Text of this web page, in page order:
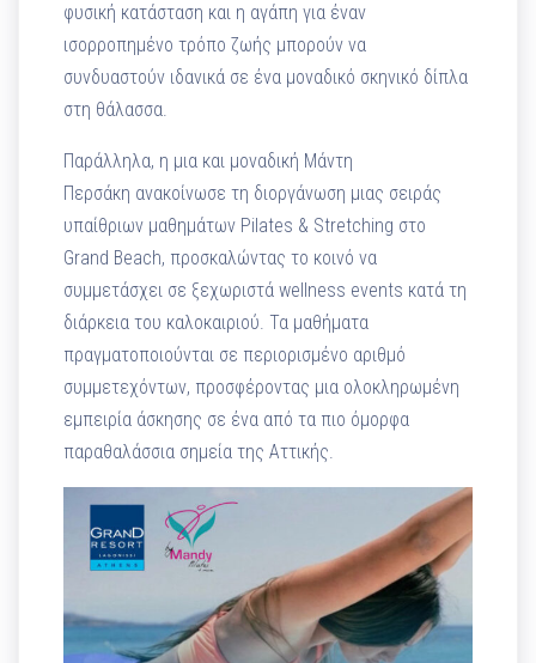
φυσική κατάσταση και η αγάπη για έναν
ισορροπημένο τρόπο ζωής μπορούν να
συνδυαστούν ιδανικά σε ένα μοναδικό σκηνικό δίπλα
στη θάλασσα.
Παράλληλα, η μια και μοναδική Μάντη
Περσάκη ανακοίνωσε τη διοργάνωση μιας σειράς
υπαίθριων μαθημάτων Pilates & Stretching στο
Grand Beach, προσκαλώντας το κοινό να
συμμετάσχει σε ξεχωριστά wellness events κατά τη
διάρκεια του καλοκαιριού. Τα μαθήματα
πραγματοποιούνται σε περιορισμένο αριθμό
συμμετεχόντων, προσφέροντας μια ολοκληρωμένη
εμπειρία άσκησης σε ένα από τα πιο όμορφα
παραθαλάσσια σημεία της Αττικής.